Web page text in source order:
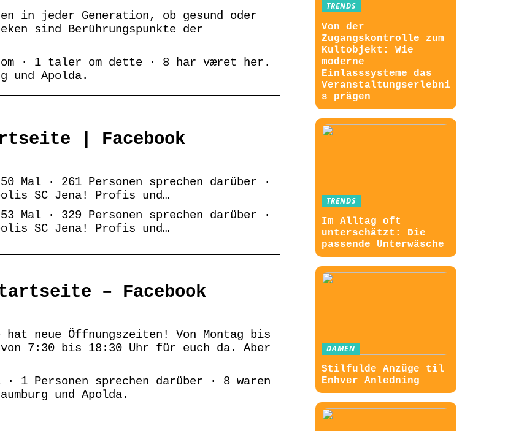
in jeder Generation, ob gesund oder
sind Berührungspunkte der
om · 1 taler om dette · 8 har været her.
und Apolda.
| Facebook
Mal · 261 Personen sprechen darüber ·
SC Jena! Profis und…
Mal · 329 Personen sprechen darüber ·
SC Jena! Profis und…
– Facebook
neue Öffnungszeiten! Von Montag bis
7:30 bis 18:30 Uhr für euch da. Aber
1 Personen sprechen darüber · 8 waren
und Apolda.
TRENDS
Von der
Zugangskontrolle zum
Kultobjekt: Wie
moderne
Einlasssysteme das
Veranstaltungserlebni
s prägen
TRENDS
Im Alltag oft
unterschätzt: Die
passende Unterwäsche
DAMEN
Stilfulde Anzüge til
Enhver Anledning